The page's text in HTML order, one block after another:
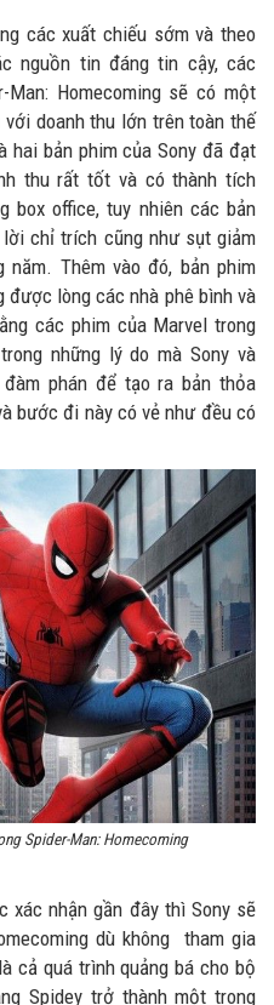
các xuất chiếu sớm và theo
nguồn tin đáng tin cậy, các
Homecoming sẽ có một
doanh thu lớn trên toàn thế
hai bản phim của Sony đã đạt
thu rất tốt và có thành tích
box office, tuy nhiên các bản
chỉ trích cũng như sụt giảm
Thêm vào đó, bản phim
được lòng các nhà phê bình và
các phim của Marvel trong
những lý do mà Sony và
phán để tạo ra bản thỏa
bước đi này có vẻ như đều có
Spider-Man: Homecoming
xác nhận gần đây thì Sony sẽ
dù không tham gia
cả quá trình quảng bá cho bộ
Spidey trở thành một trong